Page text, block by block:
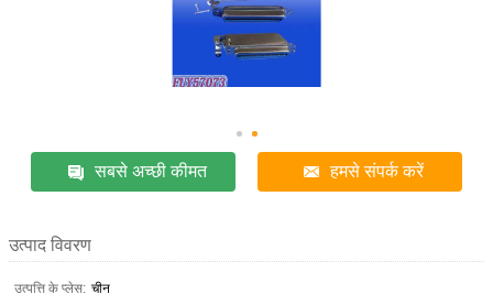
सबसे अच्छी कीमत हमसे संपर्क करें
उत्पाद विवरण
उत्पत्ति के प्लेस: चीन